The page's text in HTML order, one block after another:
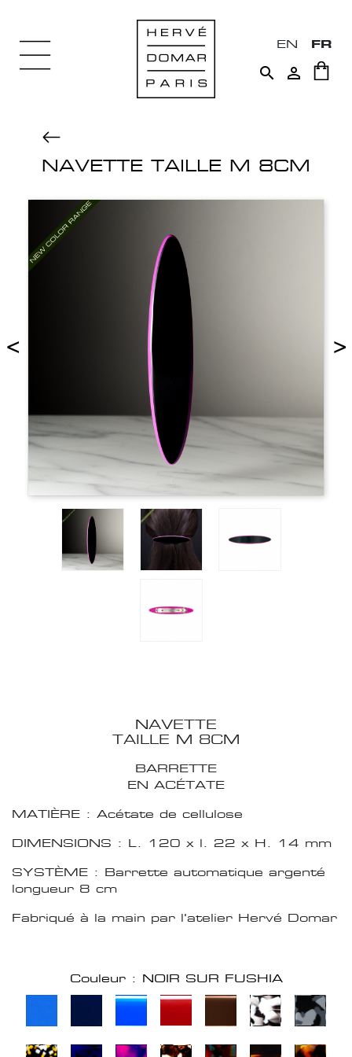
EN FR
 
NAVETTE TAILLE M 8CM
< >
NAVETTE
TAILLE M 8CM
BARRETTE
EN ACÉTATE
MATIÈRE : Acétate de cellulose
DIMENSIONS : L. 120 x l. 22 x H. 14 mm
SYSTÈME : Barrette automatique argenté
longueur 8 cm
Fabriqué à la main par l'atelier Hervé Domar
Couleur : NOIR SUR FUSHIA